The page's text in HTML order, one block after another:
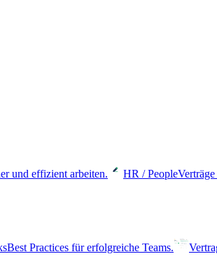
und effizient arbeiten. HR / People
Best Practices für erfolgreiche Teams.